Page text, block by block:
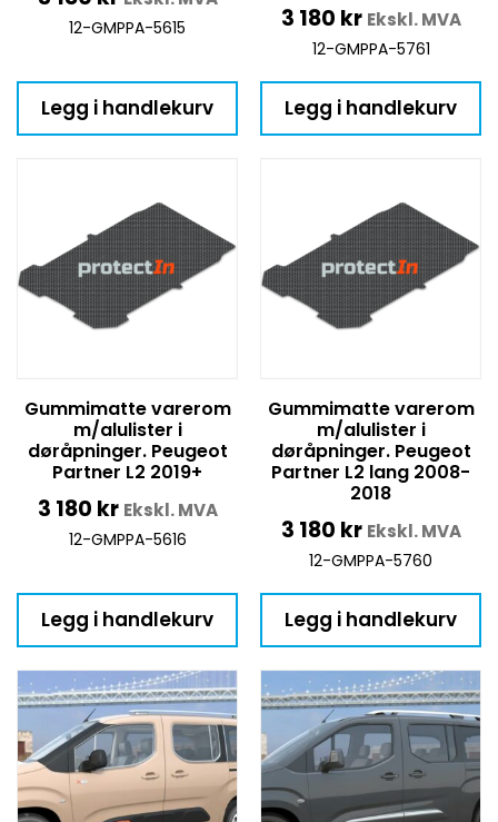
12-GMPPA-5615
Legg i handlekurv
3 180 kr Ekskl. MVA
12-GMPPA-5761
Legg i handlekurv
Gummimatte varerom
m/alulister i
døråpninger. Peugeot
Partner L2 2019+
3 180 kr Ekskl. MVA
12-GMPPA-5616
Legg i handlekurv
Gummimatte varerom
m/alulister i
døråpninger. Peugeot
Partner L2 lang 2008-
2018
3 180 kr Ekskl. MVA
12-GMPPA-5760
Legg i handlekurv